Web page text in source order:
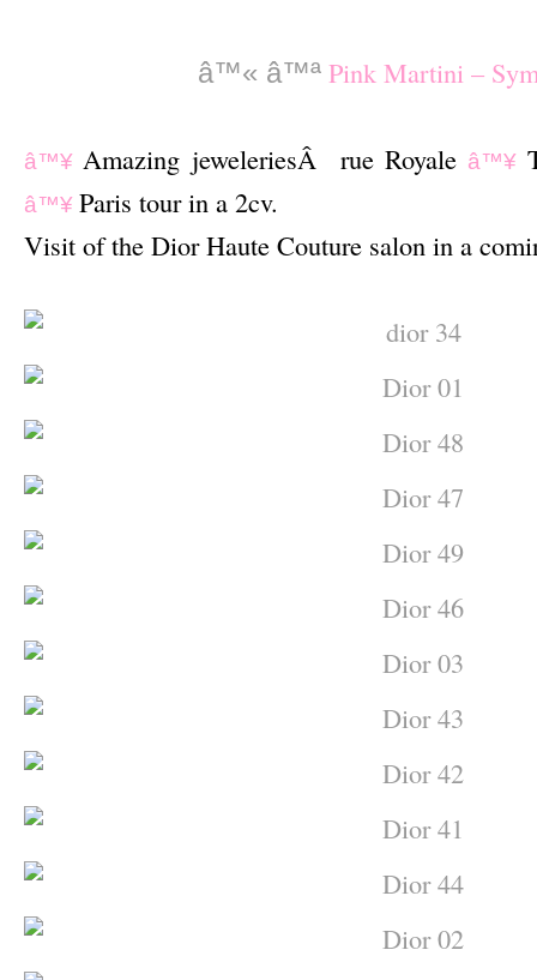
â™« â™ª Pink Martini –
â™¥ Amazing jeweleriesÂ rue Royale â™¥
â™¥ Paris tour in a 2cv.
Visit of the Dior Haute Couture salon in a